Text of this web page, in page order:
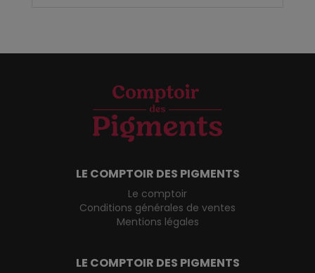
LE COMPTOIR DES PIGMENTS
Le comptoir
Conditions générales de ventes
Mentions légales
LE COMPTOIR DES PIGMENTS